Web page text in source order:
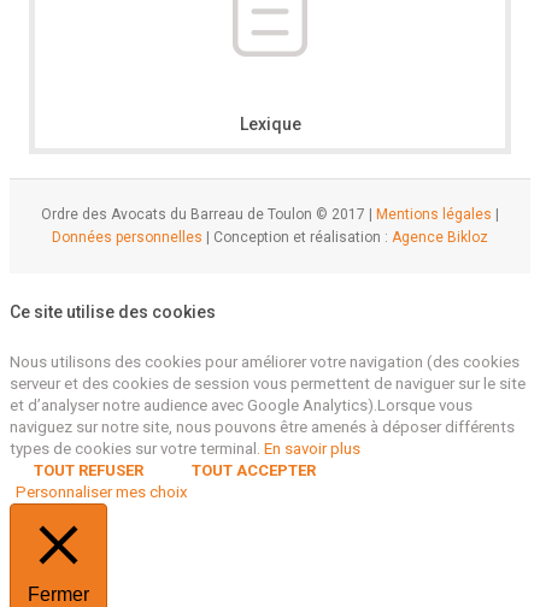
Lexique
Ordre des Avocats du Barreau de Toulon © 2017 | Mentions légales |
Données personnelles | Conception et réalisation : Agence Bikloz
Ce site utilise des cookies
Nous utilisons des cookies pour améliorer votre navigation (des cookies
serveur et des cookies de session vous permettent de naviguer sur le site
et d’analyser notre audience avec Google Analytics).Lorsque vous
naviguez sur notre site, nous pouvons être amenés à déposer différents
types de cookies sur votre terminal. En savoir plus
TOUT REFUSER
TOUT ACCEPTER
Personnaliser mes choix
Fermer